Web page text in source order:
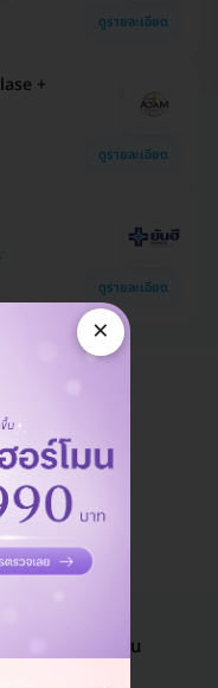
ดูรายละเอียด
+
ดูรายละเอียด
ดูรายละเอียด
ทางไลน์
ฟรี!
รับ รักษานอนกรน
×